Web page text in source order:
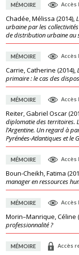
MÉMOIRE Accès
Chadée, Mélissa (2014),
urbaine par les
de distribution urbaine au
MÉMOIRE Accès
Carrie, Catherine (2014),
primaire : le cas des
MÉMOIRE Accès
Reiter, Gabriel Oscar(
diplomatie des territoires.
l’Argentine. Un regard à
Pyrénées-Atlantiques et le
MÉMOIRE Accès
Boun-Cheikh, Fatima (
manager en ressources
MÉMOIRE Accès
Morin–Manrique, Céline (
professionnalité ?
MÉMOIRE Accès